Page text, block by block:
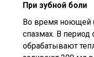
При зубной боли
Во время ноющей
спазмах. В период
обрабатывают